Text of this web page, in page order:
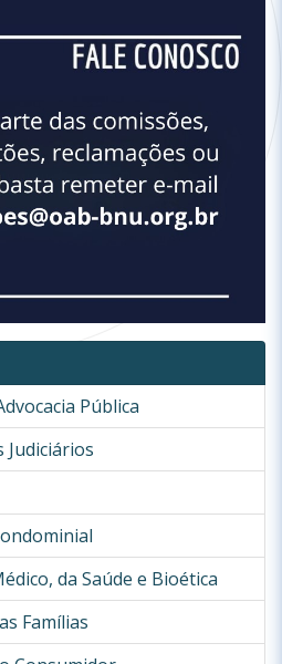
Pública
Judiciários
da Saúde e Bioética
Famílias